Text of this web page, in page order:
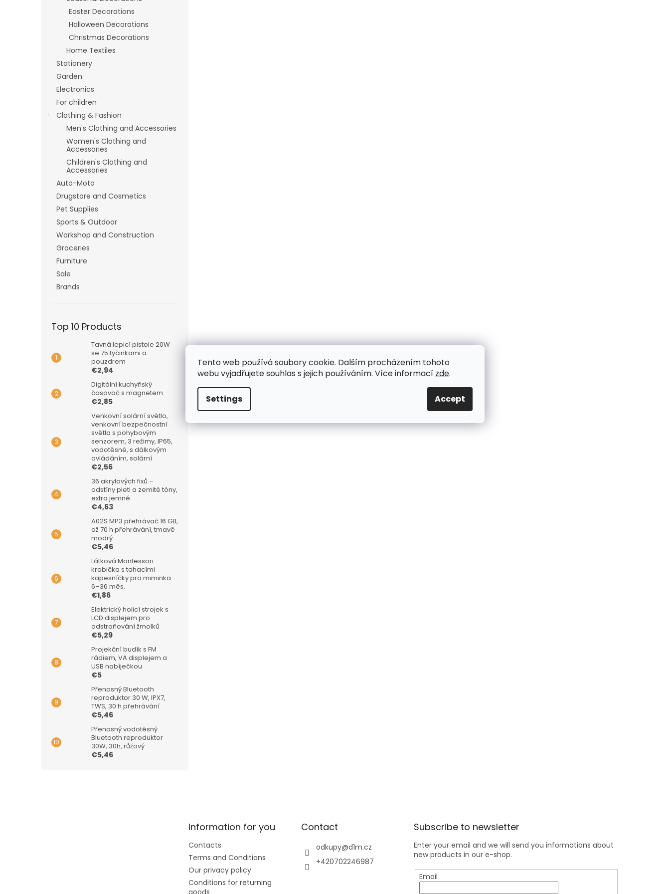
Tento web používá soubory cookie. Dalším procházením tohoto
webu vyjadřujete souhlas s jejich používáním. Více informací zde.
Settings Accept
Easter Decorations
Halloween Decorations
Christmas Decorations
Home Textiles
Stationery
Garden
Electronics
For children
Clothing & Fashion
Men's Clothing and Accessories
Women's Clothing and
Accessories
Children's Clothing and
Accessories
Auto-Moto
Drugstore and Cosmetics
Pet Supplies
Sports & Outdoor
Workshop and Construction
Groceries
Furniture
Sale
Brands
Top 10 Products
Tavná lepicí pistole 20W
se 75 tyčinkami a
pouzdrem
€2,94
Digitální kuchyňský
časovač s magnetem
€2,85
Venkovní solární světlo,
venkovní bezpečnostní
světla s pohybovým
senzorem, 3 režimy, IP65,
vodotěsné, s dálkovým
ovládáním, solární
€2,56
36 akrylových fixů –
odstíny pleti a zemité tóny,
extra jemné
€4,63
A02S MP3 přehrávač 16 GB,
až 70 h přehrávání, tmavě
modrý
€5,46
Látková Montessori
krabička s tahacími
kapesníčky pro miminka
6–36 měs.
€1,86
Elektrický holicí strojek s
LCD displejem pro
odstraňování žmolků
€5,29
Projekční budík s FM
rádiem, VA displejem a
USB nabíječkou
€5
Přenosný Bluetooth
reproduktor 30 W, IPX7,
TWS, 30 h přehrávání
€5,46
Přenosný vodotěsný
Bluetooth reproduktor
30W, 30h, růžový
€5,46
Information for you
Contacts
Terms and Conditions
Our privacy policy
Conditions for returning
goods
Contact
odkupy@d1m.cz
+420702246987
Subscribe to newsletter
Enter your email and we will send you informations about
new products in our e-shop.
Email